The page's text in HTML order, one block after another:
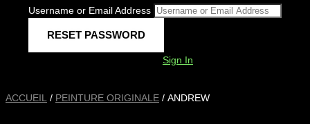
Username or Email Address
Sign In
ACCUEIL / PEINTURE ORIGINALE / ANDREW